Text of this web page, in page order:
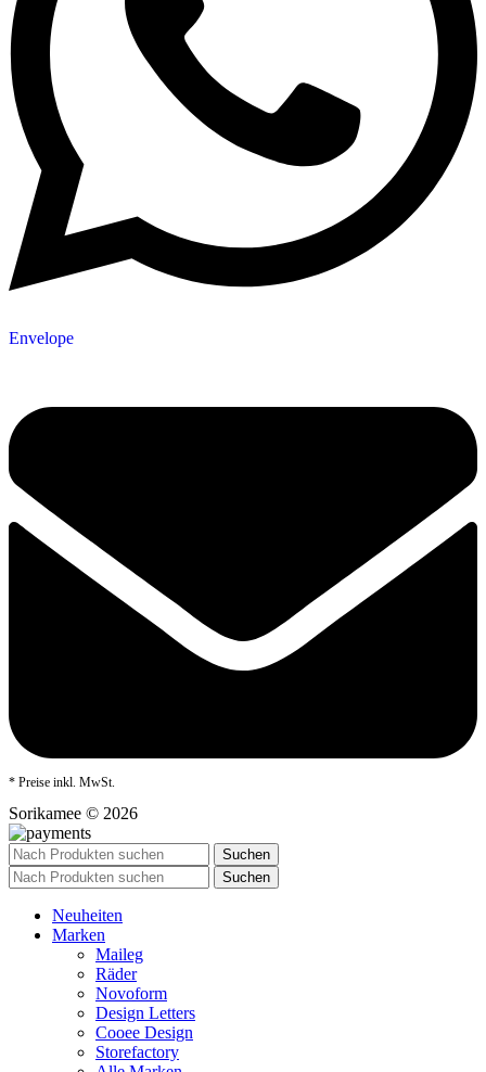
Envelope
* Preise inkl. MwSt.
Sorikamee © 2026
Suchen
Suchen
Neuheiten
Marken
Maileg
Räder
Novoform
Design Letters
Cooee Design
Storefactory